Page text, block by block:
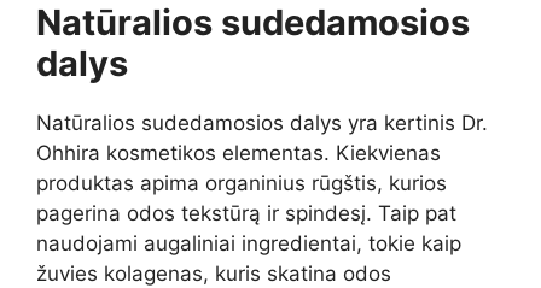
Natūralios sudedamosios
dalys
Natūralios sudedamosios dalys yra kertinis Dr.
Ohhira kosmetikos elementas. Kiekvienas
produktas apima organinius rūgštis, kurios
pagerina odos tekstūrą ir spindesį. Taip pat
naudojami augaliniai ingredientai, tokie kaip
žuvies kolagenas, kuris skatina odos